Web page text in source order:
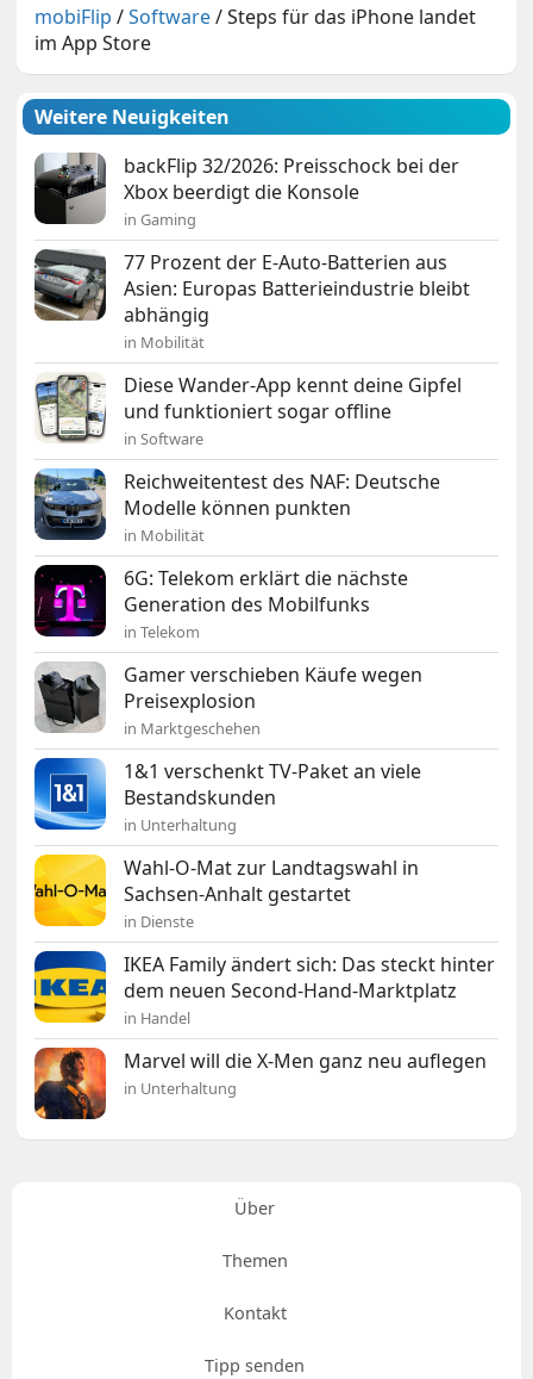
mobiFlip /Software/Steps für das iPhone landet
im App Store
Weitere Neuigkeiten
backFlip 32/2026: Preisschock bei der
Xbox beerdigt die Konsole
in Gaming
77 Prozent der E-Auto-Batterien aus
Asien: Europas Batterieindustrie bleibt
abhängig
in Mobilität
Diese Wander-App kennt deine Gipfel
und funktioniert sogar offline
in Software
Reichweitentest des NAF: Deutsche
Modelle können punkten
in Mobilität
6G: Telekom erklärt die nächste
Generation des Mobilfunks
in Telekom
Gamer verschieben Käufe wegen
Preisexplosion
in Marktgeschehen
1&1 verschenkt TV-Paket an viele
Bestandskunden
in Unterhaltung
Wahl-O-Mat zur Landtagswahl in
Sachsen-Anhalt gestartet
in Dienste
IKEA Family ändert sich: Das steckt hinter
dem neuen Second-Hand-Marktplatz
in Handel
Marvel will die X-Men ganz neu auflegen
in Unterhaltung
Über
Themen
Kontakt
Tipp senden